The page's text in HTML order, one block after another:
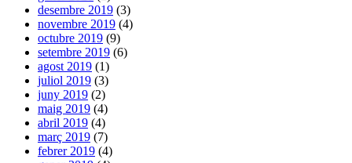
desembre 2019 (3)
novembre 2019 (4)
octubre 2019 (9)
setembre 2019 (6)
agost 2019 (1)
juliol 2019 (3)
juny 2019 (2)
maig 2019 (4)
abril 2019 (4)
març 2019 (7)
febrer 2019 (4)